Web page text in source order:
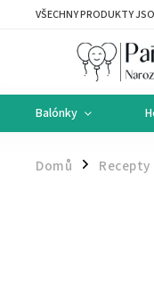
VŠECHNY PRODUKTY
Balónky
Domů / Recepty